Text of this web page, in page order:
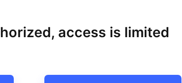
access is limited